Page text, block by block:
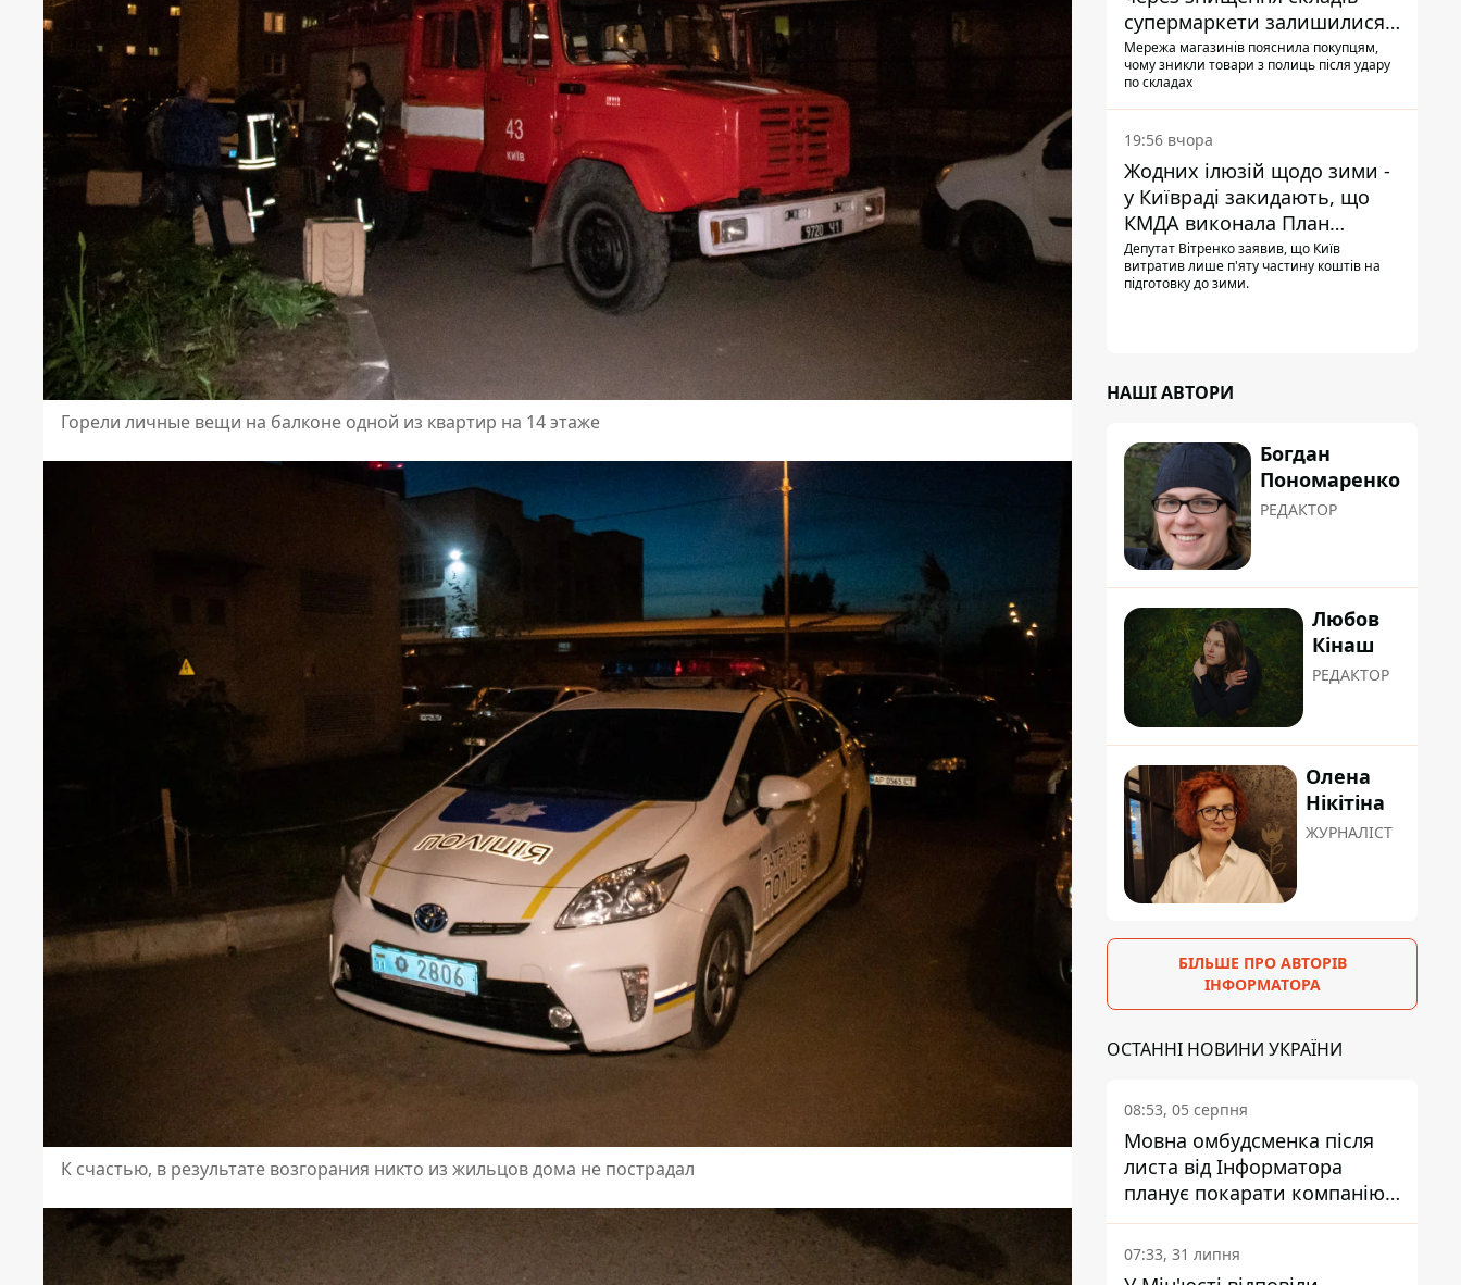
Горели личные вещи на балконе одной из квартир на 14 этаже
К счастью, в результате возгорания никто из жильцов дома не пострадал
супермаркети залишилися
без асортименту
Мережа магазинів пояснила покупцям,
чому зникли товари з полиць після удару
по складах
19:56 вчора
Жодних ілюзій щодо зими -
у Київраді закидають, що
КМДА виконала План
стійкості на 20%
Депутат Вітренко заявив, що Київ
витратив лише п'яту частину коштів на
підготовку до зими.
НАШІ АВТОРИ
Богдан
Пономаренко
РЕДАКТОР
Любов
Кінаш
РЕДАКТОР
Олена
Нікітіна
ЖУРНАЛІСТ
БІЛЬШЕ ПРО АВТОРІВ
ІНФОРМАТОРА
ОСТАННІ НОВИНИ УКРАЇНИ
08:53, 05 серпня
Мовна омбудсменка після
листа від Інформатора
планує покарати компанію-
підрядника ПриватБанку
07:33, 31 липня